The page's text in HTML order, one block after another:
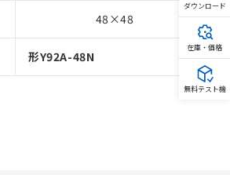
48×48
形Y92A-48N
ダウンロード
在庫・価格
無料テスト機